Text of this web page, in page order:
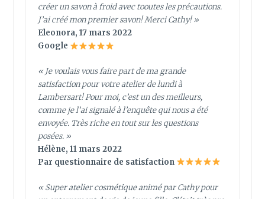
créer un savon à froid avec tooutes les précautions.
J’ai créé mon premier savon! Merci Cathy! »
Eleonora, 17 mars 2022
Google
« Je voulais vous faire part de ma grande
satisfaction pour votre atelier de lundi à
Lambersart! Pour moi, c’est un des meilleurs,
comme je l’ai signalé à l’enquête qui nous a été
envoyée. Très riche en tout sur les questions
posées. »
Hélène, 11 mars 2022
Par questionnaire de satisfaction
« Super atelier cosmétique animé par Cathy pour